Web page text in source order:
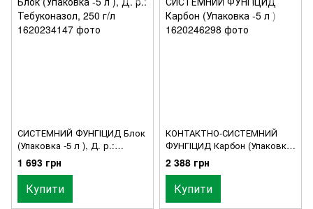
СИСТЕМНИЙ ФУНГІЦИД Блок
(Упаковка -5 л ), Д. р.:
Тебуконазол, 250 г/л
1 693 грн
Купити
КОНТАКТНО-СИСТЕМНИЙ
ФУНГІЦИД Карбон (Упаковка
-5 л )
2 388 грн
Купити